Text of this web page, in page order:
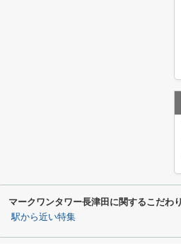
マークワンタワー長津田に関するこだわ
駅から近い特集